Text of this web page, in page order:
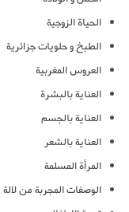
الحياة الزوجية
الطبخ و حلويات جزائرية
العروس المغربية
العناية بالبشرة
العناية بالجسم
العناية بالشعر
المرأة المسلمة
الوصفات المجربة من لالة